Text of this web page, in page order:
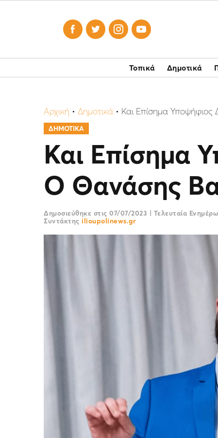
   
Τοπικά Δημοτικά
Αρχική • Δημοτικά • Και Επίσημα
ΔΗΜΟΤΙΚΑ
Και Επίσημα
Ο Θανάσης
Δημοσιεύθηκε στις 07/07/2023 | Τελευταία
Συντάκτης ilioupolinews.gr